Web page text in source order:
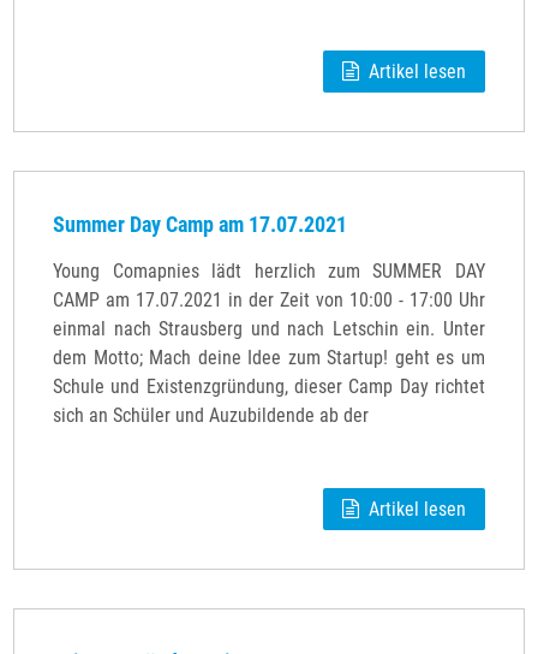
Artikel lesen
Summer Day Camp am 17.07.2021
Young Comapnies lädt herzlich zum SUMMER DAY
CAMP am 17.07.2021 in der Zeit von 10:00 - 17:00 Uhr
einmal nach Strausberg und nach Letschin ein. Unter
dem Motto; Mach deine Idee zum Startup! geht es um
Schule und Existenzgründung, dieser Camp Day richtet
sich an Schüler und Auzubildende ab der
Artikel lesen